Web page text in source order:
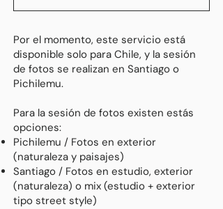
Por el momento, este servicio está
disponible solo para Chile, y la sesión
de fotos se realizan en Santiago o
Pichilemu.
Para la sesión de fotos existen estás
opciones:
Pichilemu / Fotos en exterior
(naturaleza y paisajes)
Santiago / Fotos en estudio, exterior
(naturaleza) o mix (estudio + exterior
tipo street style)